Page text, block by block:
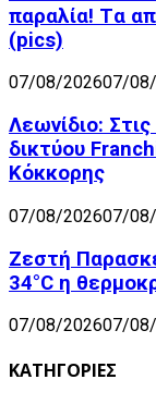
παραλία! Tα
(pics)
07/08/202607/
Λεωνίδιο:
δικτύου
Κόκκορης
07/08/202607/
Ζεστή
34°C η
07/08/202607/
ΚΑΤΗΓΟΡΙΕΣ